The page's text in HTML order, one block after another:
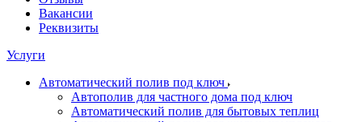
Вакансии
Реквизиты
Услуги
Автоматический полив под ключ
Автополив для частного дома под ключ
Автоматический полив для бытовых теплиц